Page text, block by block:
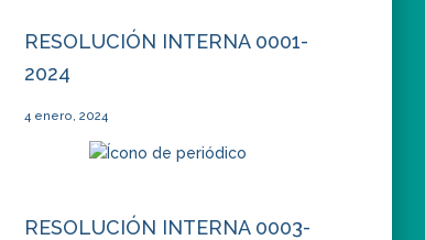
RESOLUCIÓN INTERNA 0001-
2024
4 enero, 2024
RESOLUCIÓN INTERNA 0003-